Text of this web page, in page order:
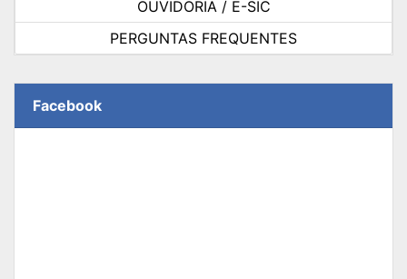
OUVIDORIA / E-SIC
PERGUNTAS FREQUENTES
Facebook